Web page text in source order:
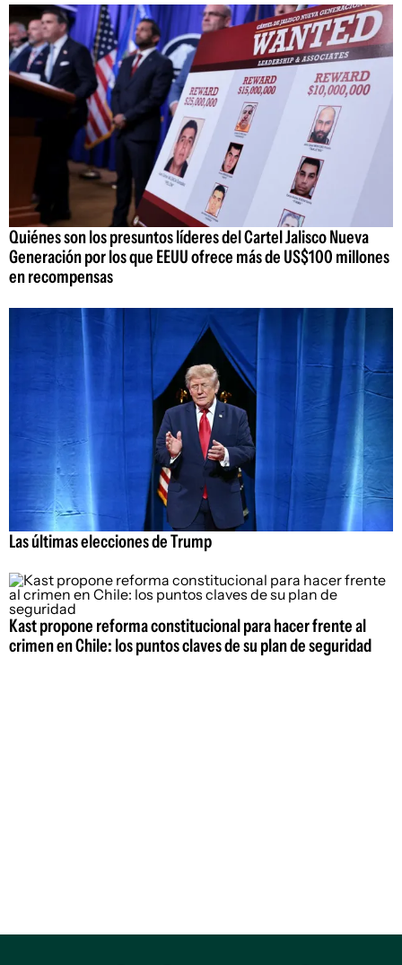
Quiénes son los presuntos líderes del Cartel Jalisco Nueva
Generación por los que EEUU ofrece más de US$100 millones
en recompensas
Las últimas elecciones de Trump
Kast propone reforma constitucional para hacer frente al
crimen en Chile: los puntos claves de su plan de seguridad